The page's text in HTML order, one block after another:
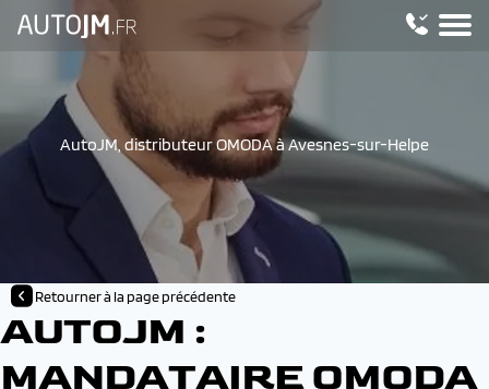
AutoJM, distributeur OMODA à Avesnes-sur-Helpe
Retourner à la page précédente
AUTOJM :
MANDATAIRE OMODA